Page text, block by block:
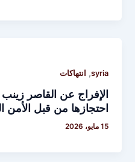
syria
, انتهاكات
الإفراج عن القاصر
احتجازها من قبل
15 مايو، 2026